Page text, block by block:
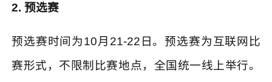
2. 预选赛
预选赛时间为10月 21-22 日。预选赛为互联网比
赛形式，不限制比赛地点，全国统一线上举行。